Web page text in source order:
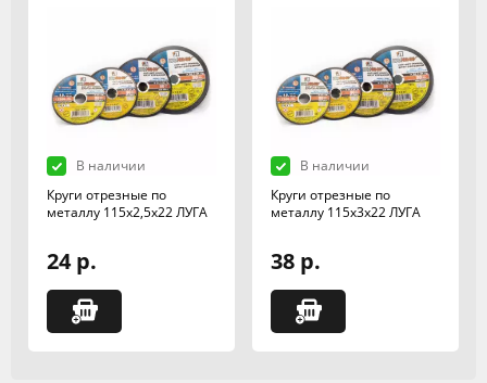
В наличии
Круги отрезные по
металлу 115х2,5х22 ЛУГА
24 р.
В наличии
Круги отрезные по
металлу 115х3х22 ЛУГА
38 р.